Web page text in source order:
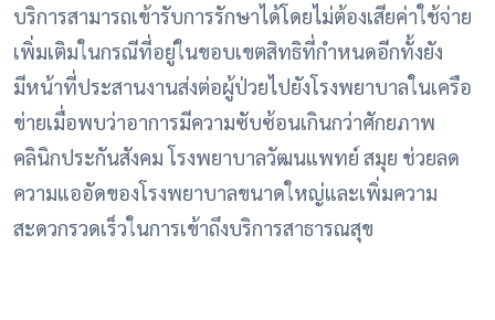
บริการสามารถเข้ารับการรักษาได้โดยไม่ต้องเสียค่าใช้จ่าย
เพิ่มเติมในกรณีที่อยู่ในขอบเขตสิทธิที่กำหนดอีกทั้งยัง
มีหน้าที่ประสานงานส่งต่อผู้ป่วยไปยังโรงพยาบาลในเครือ
ข่ายเมื่อพบว่าอาการมีความซับซ้อนเกินกว่าศักยภาพ
คลินิกประกันสังคม โรงพยาบาลวัฒนแพทย์ สมุย ช่วยลด
ความแออัดของโรงพยาบาลขนาดใหญ่และเพิ่มความ
สะดวกรวดเร็วในการเข้าถึงบริการสาธารณสุข